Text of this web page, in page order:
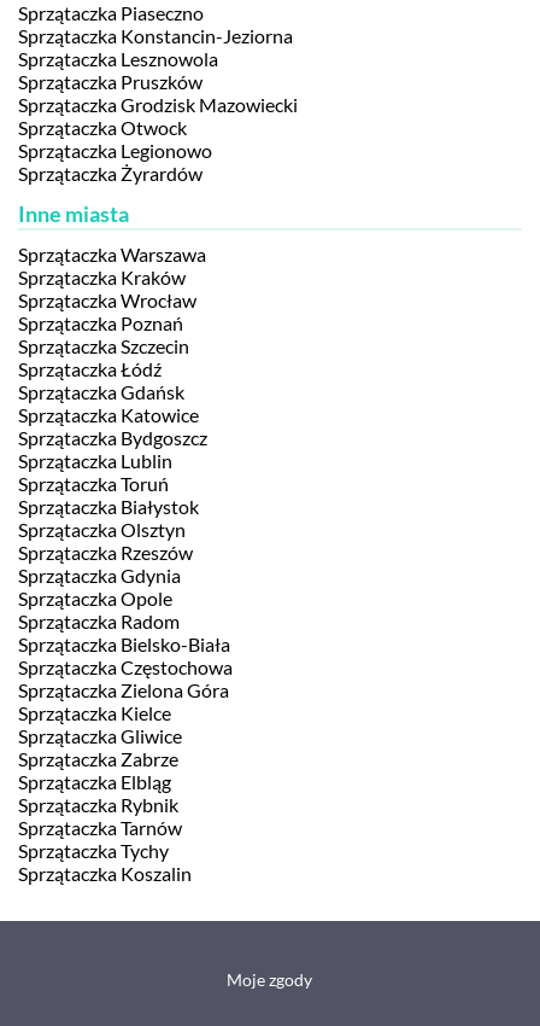
Sprzątaczka Piaseczno
Sprzątaczka Konstancin-Jeziorna
Sprzątaczka Lesznowola
Sprzątaczka Pruszków
Sprzątaczka Grodzisk Mazowiecki
Sprzątaczka Otwock
Sprzątaczka Legionowo
Sprzątaczka Żyrardów
Inne miasta
Sprzątaczka Warszawa
Sprzątaczka Kraków
Sprzątaczka Wrocław
Sprzątaczka Poznań
Sprzątaczka Szczecin
Sprzątaczka Łódź
Sprzątaczka Gdańsk
Sprzątaczka Katowice
Sprzątaczka Bydgoszcz
Sprzątaczka Lublin
Sprzątaczka Toruń
Sprzątaczka Białystok
Sprzątaczka Olsztyn
Sprzątaczka Rzeszów
Sprzątaczka Gdynia
Sprzątaczka Opole
Sprzątaczka Radom
Sprzątaczka Bielsko-Biała
Sprzątaczka Częstochowa
Sprzątaczka Zielona Góra
Sprzątaczka Kielce
Sprzątaczka Gliwice
Sprzątaczka Zabrze
Sprzątaczka Elbląg
Sprzątaczka Rybnik
Sprzątaczka Tarnów
Sprzątaczka Tychy
Sprzątaczka Koszalin
Moje zgody